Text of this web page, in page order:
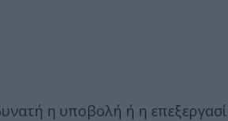
η υποβολή ή η